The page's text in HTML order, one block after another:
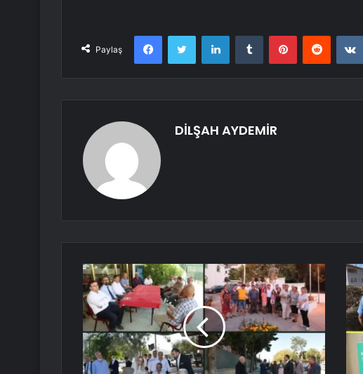
Paylaş
FacebookTwitter LinkedInTumblr PinterestReddit
DİLŞAH AYDEMİR